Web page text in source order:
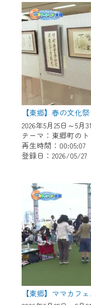
【東郷】春の文化
2026年5月25日～5月
テーマ：東郷町の
再生時間：00:05:07
登録日：2026/05/27
【東郷】ママカフ